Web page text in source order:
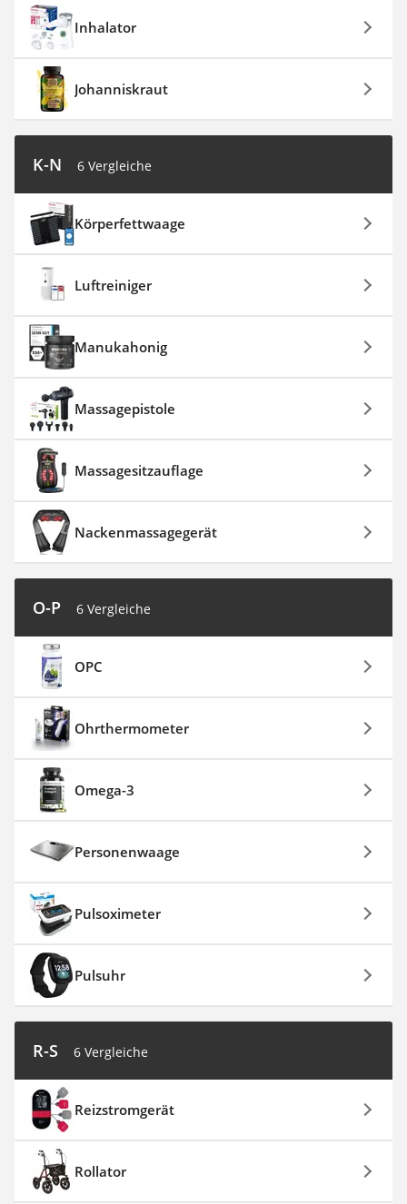
Inhalator
Johanniskraut
K-N 6 Vergleiche
Körperfettwaage
Luftreiniger
Manukahonig
Massagepistole
Massagesitzauflage
Nackenmassagegerät
O-P 6 Vergleiche
OPC
Ohrthermometer
Omega-3
Personenwaage
Pulsoximeter
Pulsuhr
R-S 6 Vergleiche
Reizstromgerät
Rollator